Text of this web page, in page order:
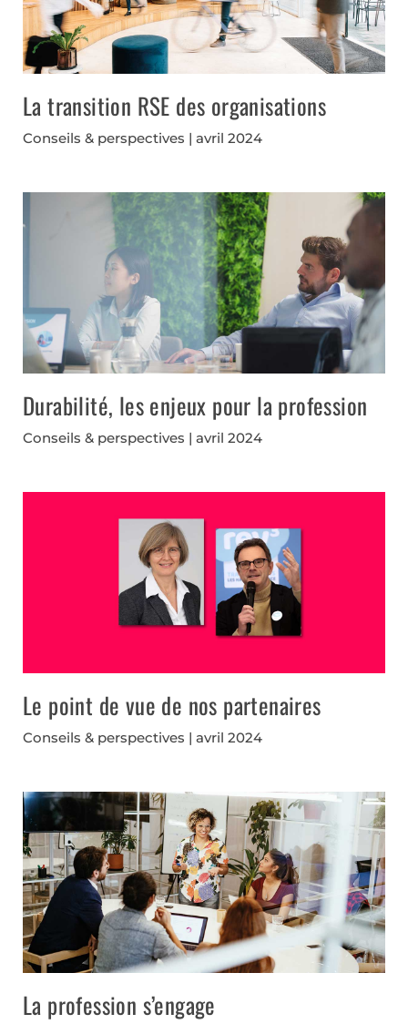
La transition RSE des organisations
Conseils & perspectives avril 2024
Durabilité, les enjeux pour la profession
Conseils & perspectives avril 2024
Le point de vue de nos partenaires
Conseils & perspectives avril 2024
La profession s’engage